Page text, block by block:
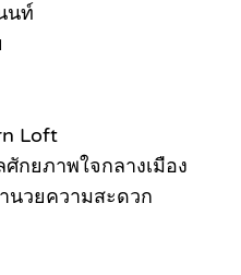
นท์
Loft
กยภาพใจกลางเมือง
นวยความสะดวก